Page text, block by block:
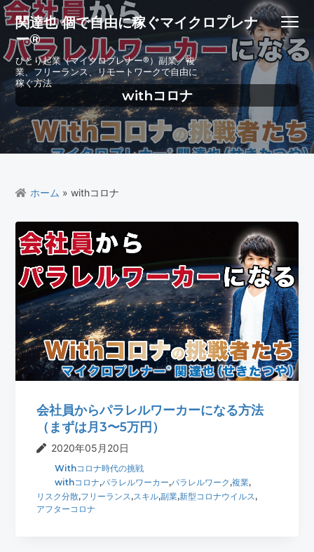
S
k
p
o
r
i
S
k
p
o
a
i
S
k
p
o
r
i
S
k
p
o
o
o
関達也 個で自由に稼ぐマイクロプレナ
ー®
ひとり起業（マイクロプレナー®）副業／複
業、フリーランス、リモートワークで自由に
稼ぐ方法
Menu
withコロナ
ホーム » withコロナ
会社員からパラレルワーカーになる方法
（まずは月3〜5万円）
2020年05月20日
Withコロナ時代の挑戦
withコロナ,パラレルワーカー,パラレルワーク ,複業,
リスク分散,フリーランス ,スキル,副業,新型コロナウイルス ,
アフターコロナ